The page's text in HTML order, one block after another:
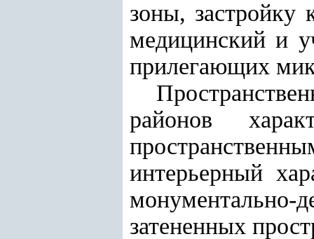
зоны, застройку
медицинский и
прилегающих
районов
интерьерный
затененных